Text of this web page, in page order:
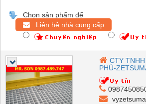
Chọn sản phẩm để
Liên hệ nhà cung cấp
CTY
PHÚ-